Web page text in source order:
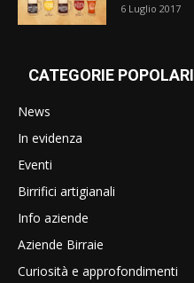
6 Luglio 2017
CATEGORIE POPOLARI
News
In evidenza
Eventi
Birrifici artigianali
Info aziende
Aziende Birraie
Curiosità e approfondimenti